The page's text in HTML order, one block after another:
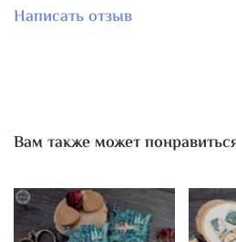
Написать отзыв
Вам также может